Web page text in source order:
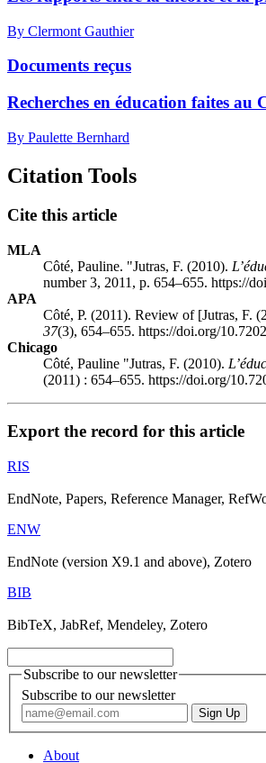
By Clermont Gauthier
Documents reçus
Recherches en éducation faites au
By Paulette Bernhard
Citation Tools
Cite this article
MLA
Côté, Pauline. "Jutras, F. (2010).
number 3, 2011, p. 654–655. https://
APA
Côté, P. (2011). Review of [Jutras, F.
37(3), 654–655. https://doi.org/
Chicago
Côté, Pauline "Jutras, F. (2010).
(2011) : 654–655. https://doi.org/
Export the record for this article
RIS
EndNote, Papers, Reference Manager,
ENW
EndNote (version X9.1 and above), Zotero
BIB
BibTeX, JabRef, Mendeley, Zotero
Subscribe to our newsletter
Subscribe to our newsletter
About